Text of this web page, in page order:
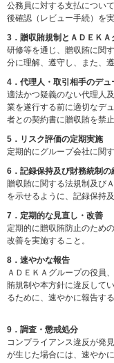
公務員に対する支払につい
後確認（レビュー手続）を実
3．贈収賄規制とＡＤＥＫ
研修等を通じ、贈収賄に関
分に理解、遵守し、また、
4．代理人・取引相手のデ
適法かつ疑義のない代理人
業を遂行する前に適切なデ
者との契約書に贈収賄を禁
5．リスク評価の定期実施
定期的にグループ会社に関
6．記録保持及び財務統制の
贈収賄に関する法規制及び
を示せるように、記録保持
7．定期的な見直し・改善
定期的に贈収賄防止のため
改善を実施すること。
8．速やかな報告
ＡＤＥＫＡグループの役員
賄規制や本方針に違反して
るために、速やかに報告する
9．調査・懲戒処分
コンプライアンス違反が発
が生じた場合には、速やか